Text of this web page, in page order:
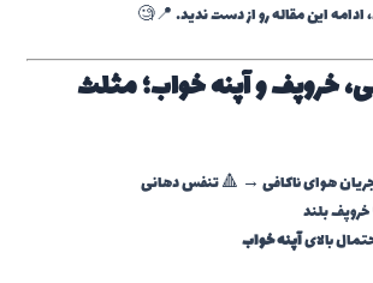
ادامه این مقاله رو از دست ندید… 📍🧐
خروپف و آپنه خواب؛ مثلث
هوای ناکافی → 🔺 تنفس دهانی
بلند
بالایآپنه خواب